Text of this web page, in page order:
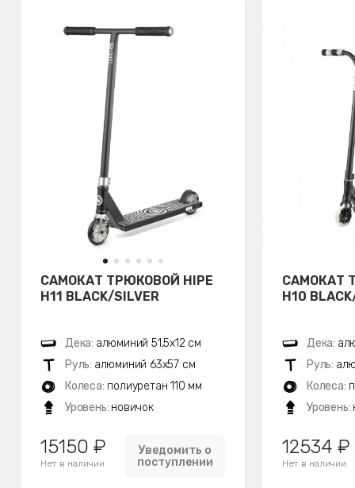
САМОКАТ ТРЮКОВОЙ HIPE
H11 BLACK/SILVER
Дека: алюминий 51,5х12 см
Руль: алюминий 63х57 см
Колеса: полиуретан 110 мм
Уровень: новичок
15150 ₽
Нет в наличии
Уведомить о
поступлении
САМОКАТ
H10
Дека:
Руль:
Колеса:
Уровень:
12534 ₽
Нет в наличии